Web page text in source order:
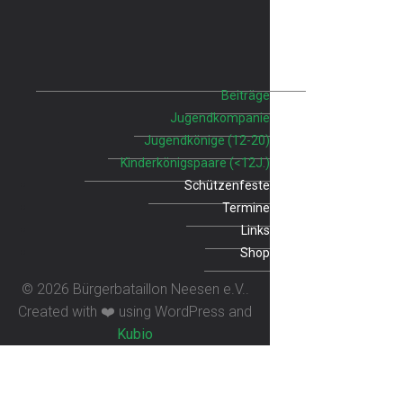
Beiträge
Jugendkompanie
Jugendkönige (12-20)
Kinderkönigspaare (<12J.)
Schützenfeste
Termine
Links
Shop
© 2026 Bürgerbataillon Neesen e.V..
Created with ❤️ using WordPress and
Kubio